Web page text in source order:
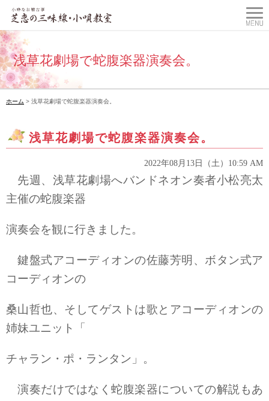
浅草花劇場で蛇腹楽器演奏会。
ホーム > 浅草花劇場で蛇腹楽器演奏会。
浅草花劇場で蛇腹楽器演奏会。
2022年08月13日（土）10:59 AM
先週、浅草花劇場へバンドネオン奏者小松亮太
主催の蛇腹楽器
演奏会を観に行きました。
鍵盤式アコーディオンの佐藤芳明、ボタン式ア
コーディオンの
桑山哲也、そしてゲストは歌とアコーディオンの
姉妹ユニット「
チャ ラン・ポ・ランタン」。
演奏だけではなく蛇腹楽器についての解説もあ